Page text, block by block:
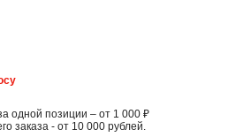
одной позиции – от 1 000 ₽
заказа - от 10 000 рублей.